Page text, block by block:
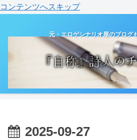
コンテンツへスキップ
元・エロゲシナリオ屋のブログ
2025-09-27